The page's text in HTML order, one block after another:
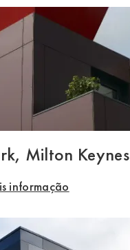
Milton Keynes
informação